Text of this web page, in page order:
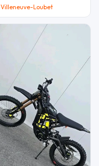
Villeneuve-Loubet